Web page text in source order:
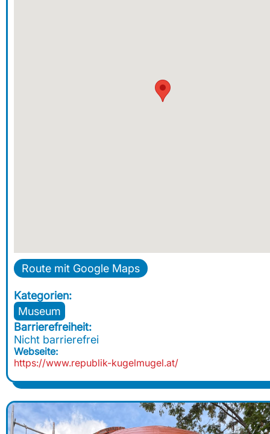
Route mit Google Maps
Kategorien:
Museum
Barrierefreiheit:
Nicht barrierefrei
Webseite:
https://www.republik-kugelmugel.at/